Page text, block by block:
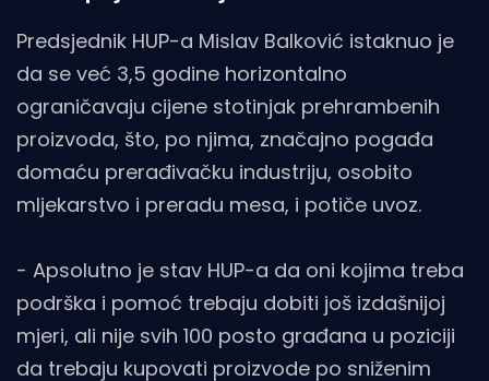
Predsjednik HUP-a Mislav Balković istaknuo je
da se već 3,5 godine horizontalno
ograničavaju cijene stotinjak prehrambenih
proizvoda, što, po njima, značajno pogađa
domaću prerađivačku industriju, osobito
mljekarstvo i preradu mesa, i potiče uvoz.
- Apsolutno je stav HUP-a da oni kojima treba
podrška i pomoć trebaju dobiti još izdašnijoj
mjeri, ali nije svih 100 posto građana u poziciji
da trebaju kupovati proizvode po sniženim